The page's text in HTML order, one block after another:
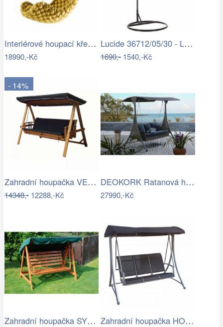
Interiérové houpací křeslo Swingy In…
18990,-Kč
Lucide 36712/05/30 - LED Stojací lampa…
1690,-1540,-Kč
- 14%
Zahradní houpačka VEGAS LUX Rojaplast
14348,-12288,-Kč
DEOKORK Ratanová houpačka GIANA
27990,-Kč
Zahradní houpačka SYLVA Rojaplast Zahradní houpačka HOLLYWOOD ROJAPLAST